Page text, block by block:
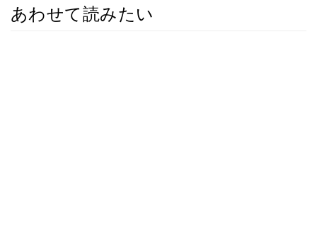
あわせて読みたい